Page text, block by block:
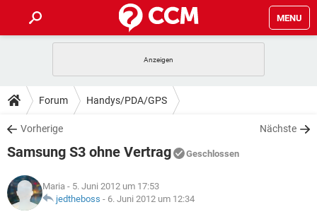
MENU
ANDROID IOS
WINDOWS 10
WHATSAPP TIKTOK
FACEBOOK
TIPPS & TRICKS
SPIELE STREAMING
WHATSAPP
FACEBOOK
DOWNLOADS
SPIELE STREAMING
ANDROID
WINDOWS 10 INSTAGRAM
SPIELE
ANDROID
LEXIKON
Forum Handys/PDA/GPS
Vorherige Nächste
Samsung S3 ohne Vertrag Geschlossen
Maria - 5. Juni 2012 um 17:53
jedtheboss - 6. Juni 2012 um 12:34